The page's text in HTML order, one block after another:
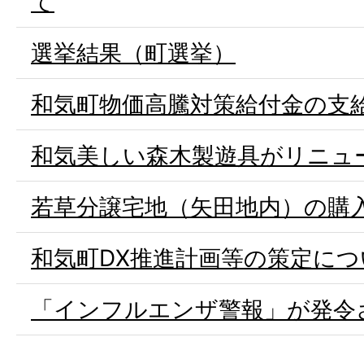
選挙結果（町選挙）
和気町物価高騰対策給付金の支
和気美しい森木製遊具がリニ
若草分譲宅地（矢田地内）の購
和気町DX推進計画等の策定に
「インフルエンザ警報」が発